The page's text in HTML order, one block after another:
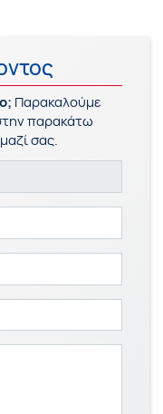
Παρακαλούμε
παρακάτω
σας.